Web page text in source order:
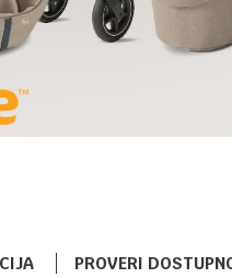
PROVERI